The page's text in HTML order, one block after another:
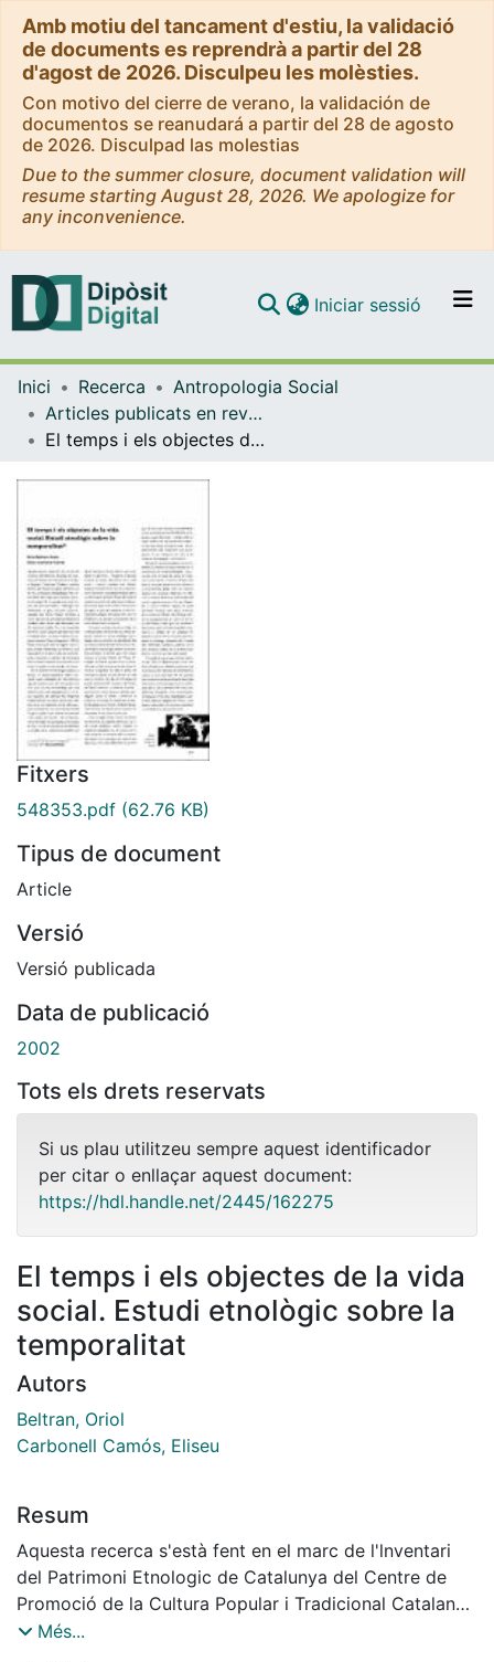
Amb motiu del tancament d'estiu, la validació
de documents es reprendrà a partir del 28
d'agost de 2026. Disculpeu les molèsties.
Con motivo del cierre de verano, la validación de
documentos se reanudará a partir del 28 de agosto
de 2026. Disculpad las molestias
Due to the summer closure, document validation will
resume starting August 28, 2026. We apologize for
any inconvenience.
Navega per tot el DD
Com publicar
Iniciar sessió (current)
Inici Recerca
Antropologia Social
Articles publicats en revistes (Antropologia Social)
El temps i els objectes de la vida social. Estudi etnològic sobre la temporalitat
Fitxers
548353.pdf (62.76 KB)
Tipus de document
Article
Versió
Versió publicada
Data de publicació
2002
Tots els drets reservats
Si us plau utilitzeu sempre aquest identificador
per citar o enllaçar aquest document:
https://hdl.handle.net/2445/162275
El temps i els objectes de la vida
social. Estudi etnològic sobre la
temporalitat
Autors
Beltran, Oriol
Carbonell Camós, Eliseu
Resum
Aquesta recerca s'està fent en el marc de l'lnventari
del Patrimoni Etnologic de Catalunya del Centre de
Promoció de la Cultura Popular i Tradicional Catalana,
i parteix del fons del Museu Etnogràfic de Ripoll, una
Més...